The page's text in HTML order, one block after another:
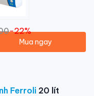
-22%
Mua ngay
Ferroli 20 lít